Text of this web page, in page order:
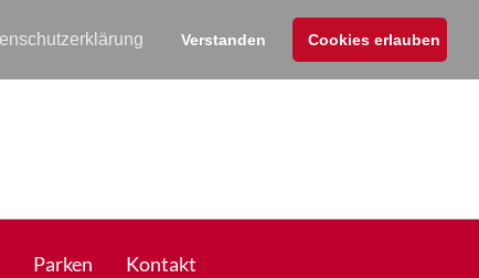
Verstanden Cookies erlauben
Parken Kontakt